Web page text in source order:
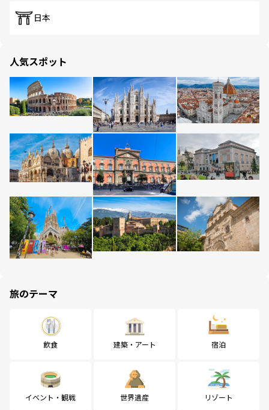
日本
人気スポット
旅のテーマ
飲食 建築・アート 宿泊
イベント・観戦 世界遺産 リゾート